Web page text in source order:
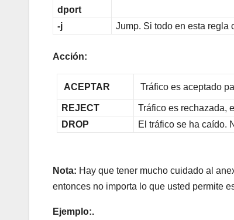
dport
-j Jump. Si todo en esta regla
Acción:
ACEPTAR Tráfico es aceptado
REJECT
Tráfico es rechazada,
DROP
El tráfico se ha caído.
Nota: Hay que tener mucho cuidado al
entonces no importa lo que usted permite
Ejemplo:.